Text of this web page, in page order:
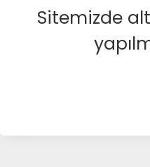
Sitemizde